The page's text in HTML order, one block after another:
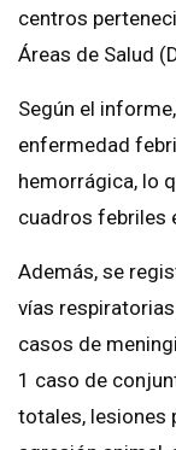
centros
Áreas de Salud
Según el
enfermedad
hemorrágica, lo
cuadros febriles
Además, se
vías
casos de
1 caso de
totales, lesiones